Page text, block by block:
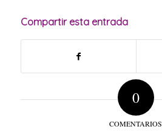
Compartir esta entrada
0
COMENTARIOS